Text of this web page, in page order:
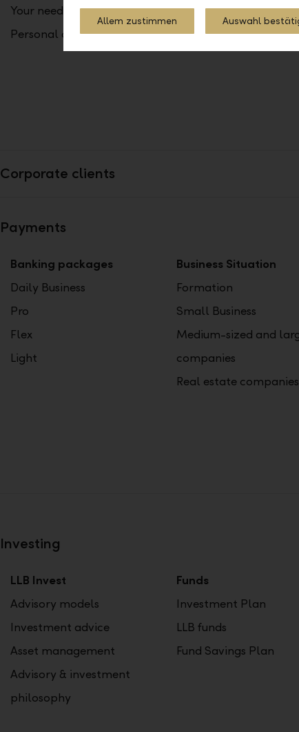
Your needs
Personal contacts
Excellent advice
Solid protection
Corporate clients
Payments
Banking packages
Daily Business
Pro
Flex
Light
Business Situation
Formation
Small Business
Medium-sized and
companies
Real estate companies
Investing
LLB Invest
Advisory models
Investment advice
Asset management
Advisory & investment
philosophy
Funds
Investment Plan
LLB funds
Fund Savings Plan
Allem zustimmen Auswahl